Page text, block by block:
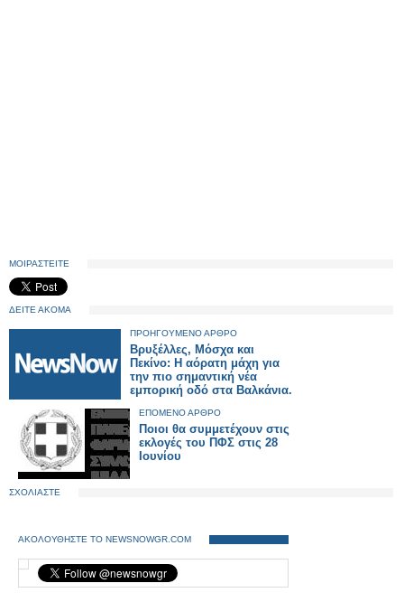
ΜΟΙΡΑΣΤΕΙΤΕ
ΔΕΙΤΕ ΑΚΟΜΑ
ΠΡΟΗΓΟΥΜΕΝΟ ΑΡΘΡΟ
Βρυξέλλες, Μόσχα και
Πεκίνο: Η αόρατη μάχη για
την πιο σημαντική νέα
εμπορική οδό στα Βαλκάνια.
ΕΠΟΜΕΝΟ ΑΡΘΡΟ
Ποιοι θα συμμετέχουν στις
εκλογές του ΠΦΣ στις 28
Ιουνίου
ΣΧΟΛΙΑΣΤΕ
ΑΚΟΛΟΥΘΗΣΤΕ ΤΟ NEWSNOWGR.COM